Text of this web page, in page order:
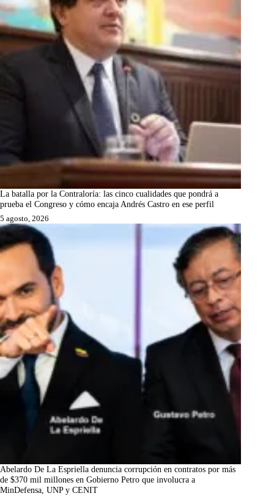
La batalla por la Contraloría: las cinco cualidades que pondrá a
prueba el Congreso y cómo encaja Andrés Castro en ese perfil
5 agosto, 2026
Abelardo De La Espriella denuncia corrupción en contratos por más
de $370 mil millones en Gobierno Petro que involucra a
MinDefensa, UNP y CENIT